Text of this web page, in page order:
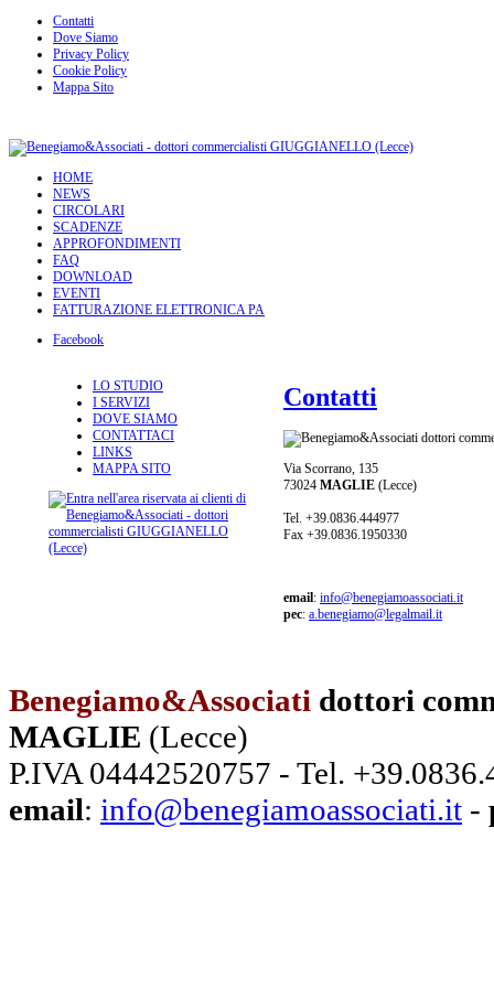
Contatti
Dove Siamo
Privacy Policy
Cookie Policy
Mappa Sito
HOME
NEWS
CIRCOLARI
SCADENZE
APPROFONDIMENTI
FAQ
DOWNLOAD
EVENTI
FATTURAZIONE ELETTRONICA PA
Facebook
LO STUDIO
I SERVIZI
DOVE SIAMO
CONTATTACI
LINKS
MAPPA SITO
Contatti
Via Scorrano, 135
73024 MAGLIE (Lecce)
Tel. +39.0836.444977
Fax +39.0836.1950330
email: info@benegiamoassociati.it
pec: a.benegiamo@legalmail.it
Benegiamo&Associati dottori
MAGLIE (Lecce)
P.IVA 04442520757 - Tel.
email: info@benegiamoassociati.it -